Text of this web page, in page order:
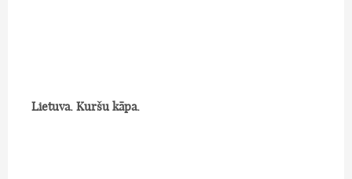
Lietuva. Kuršu kāpa.